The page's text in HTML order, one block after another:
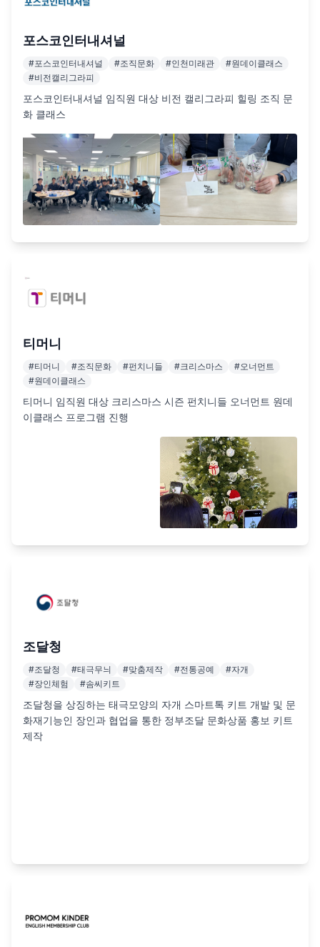
포스코인터내셔널
#포스코인터내셔널 #조직문화 #인천미래관 #원데이클래스
#비전캘리그라피
포스코인터내셔널 임직원 대상 비전 캘리그라피 힐링 조직 문
화 클래스
티머니
#티머니 #조직문화 #펀치니들 #크리스마스 #오너먼트
#원데이클래스
티머니 임직원 대상 크리스마스 시즌 펀치니들 오너먼트 원데
이클래스 프로그램 진행
조달청
#조달청 #태극무늬 #맞춤제작 #전통공예 #자개
#장인체험 #솜씨키트
조달청을 상징하는 태극모양의 자개 스마트톡 키트 개발 및 문
화재기능인 장인과 협업을 통한 정부조달 문화상품 홍보 키트
제작